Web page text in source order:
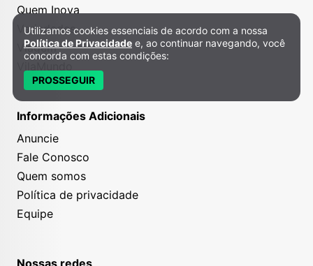
Quem Inova
Variedades
Viagem
Informações Adicionais
Anuncie
Fale Conosco
Quem somos
Política de privacidade
Equipe
Nossas redes
Política de Privacidade e Cookies
Utilizamos cookies essenciais de acordo com a nossa
Política de Privacidade e, ao continuar navegando, você
concorda com estas condições:
PROSSEGUIR